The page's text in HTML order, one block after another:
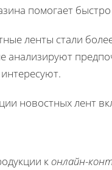
помогает быстро
ленты стали
анализируют
новостных лент
конлайн-